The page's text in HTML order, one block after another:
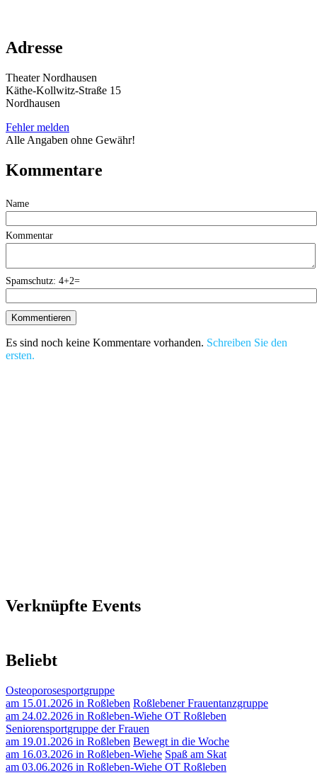
Adresse
Theater Nordhausen
Käthe-Kollwitz-Straße 15
Nordhausen
Fehler melden
Alle Angaben ohne Gewähr!
Kommentare
Name
Kommentar
Spamschutz: 4+2=
Es sind noch keine Kommentare vorhanden. Schreiben Sie den
ersten.
Verknüpfte Events
Beliebt
Osteoporosesportgruppe
am 15.01.2026 in Roßleben Roßlebener Frauentanzgruppe
am 24.02.2026 in Roßleben-Wiehe OT Roßleben
Seniorensportgruppe der Frauen
am 19.01.2026 in Roßleben Bewegt in die Woche
am 16.03.2026 in Roßleben-Wiehe Spaß am Skat
am 03.06.2026 in Roßleben-Wiehe OT Roßleben